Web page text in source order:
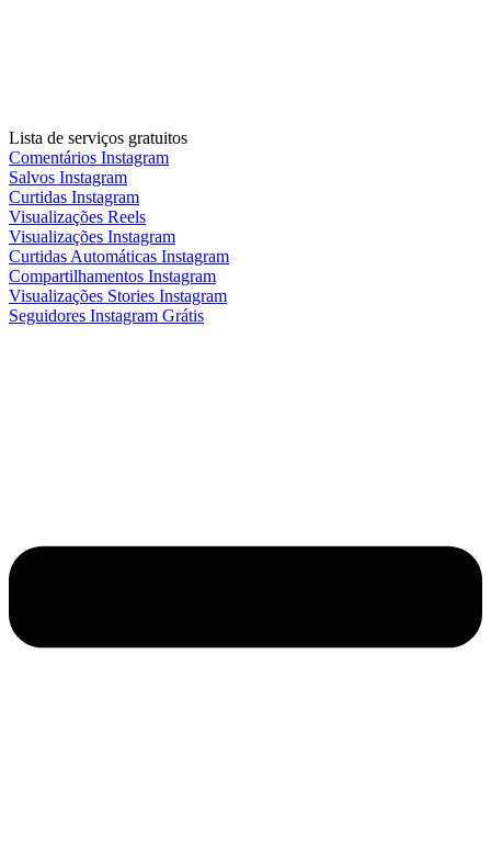
Lista de serviços gratuitos
Comentários Instagram
Salvos Instagram
Curtidas Instagram
Visualizações Reels
Visualizações Instagram
Curtidas Automáticas Instagram
Compartilhamentos Instagram
Visualizações Stories Instagram
Seguidores Instagram Grátis